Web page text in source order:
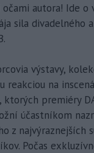
očami autora! Ide o
sila divadelného
výstavy,
reakciou na
ktorých premiéry
účastníkom
z najvýraznejších
Počas